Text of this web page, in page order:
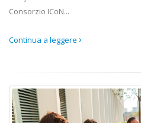
Consorzio ICoN...
Continua a leggere